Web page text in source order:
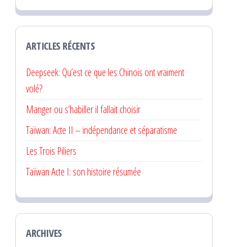
ARTICLES RÉCENTS
Deepseek: Qu’est ce que les Chinois ont vraiment
volé?
Manger ou s’habiller il fallait choisir
Taïwan: Acte II – indépendance et séparatisme
Les Trois Piliers
Taïwan Acte I: son histoire résumée
ARCHIVES